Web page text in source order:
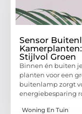
Sensor
Stijlvol Groen
Binnen én buiten
planten voor een
buitenlamp zorgt
energiebesparing
Woning En Tuin